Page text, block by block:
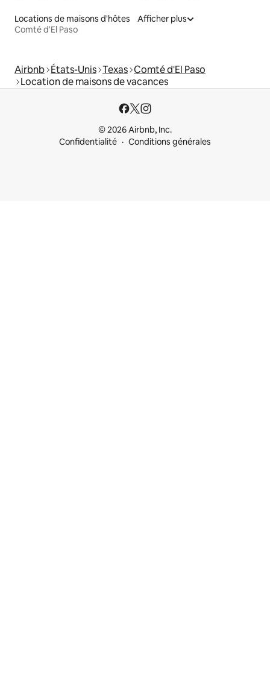
Locations de maisons d'hôtes
Comté d'El Paso
Afficher plus
Airbnb États-Unis Texas Comté d'El Paso
Location de maisons de vacances
© 2026 Airbnb, Inc.
Confidentialité
Conditions générales